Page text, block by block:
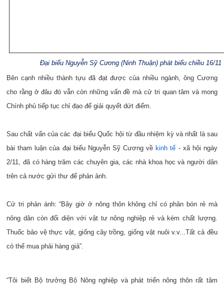
Đại biểu Nguyễn Sỹ Cương (Ninh Thuận) phát biểu chiều 16/11
Bên cạnh nhiều thành tựu đã đạt được của nhiều ngành, ông Cương
cho rằng ở đâu đó vẫn còn những vấn đề mà cử tri quan tâm và mong
Chính phủ tiếp tục chỉ đạo để giải quyết dứt điểm.
Sau chất vấn của các đại biểu Quốc hội từ đầu nhiệm kỳ và nhất là sau
bài tham luận của đại biểu Nguyễn Sỹ Cương về kinh tế - xã hội ngày
2/11, đã có hàng trăm các chuyên gia, các nhà khoa học và người dân
trên cả nước gửi thư để phản ảnh.
Cử tri phản ánh: “Bây giờ ở nông thôn không chỉ có phân bón rẻ mà
nông dân còn đối diện với vật tư nông nghiệp rẻ và kém chất lượng.
Thuốc bảo vệ thực vật, giống cây trồng, giống vật nuôi v.v...Tất cả đều
có thể mua phải hàng giả”.
“Tôi biết Bộ trưởng Bộ Nông nghiệp và phát triển nông thôn rất tâm